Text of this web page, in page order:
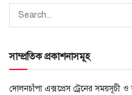
সাম্প্রতিক প্রকাশনাসমূহ
দোলনচাঁপা এক্সপ্রেস ট্রেনের সময়সূচী ও